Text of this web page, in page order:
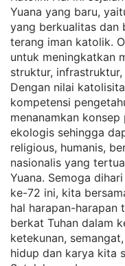
Yuana yang baru,
yang berkualitas dan
terang iman katolik.
untuk meningkatkan
struktur,
Dengan nilai
kompetensi
menanamkan
ekologis sehingga
religious, humanis,
nasionalis yang
Yuana. Semoga
ke-72 ini, kita
hal harapan-harapan
berkat Tuhan dalam
ketekunan,
hidup dan karya kita